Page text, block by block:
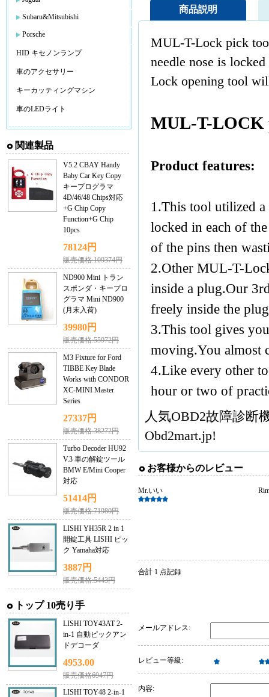
Subaru&Mitsubishi
Porsche
HID キセノンランプ
車のアクセサリー
キーカッティングマシン
車のLEDライト
関連製品
V5.2 CBAY Handy
Baby Car Key Copy
キープログラマ
4D/46/48 Chips対応
+G Chip Copy
Function+G Chip
10pcs
78124円
販売価格:109374円
ND900 Mini トラン
スポンダ・キープロ
グラマ Mini ND900
(月末入荷)
39980円
販売価格:55972円
M3 Fixture for Ford
TIBBE Key Blade
Works with CONDOR
XC-MINI Master
Series
27337円
販売価格:38272円
Turbo Decoder HU92
V.3 車の解錠ツール
BMW E/Mini Cooper
対応
51414円
販売価格:71980円
LISHI YH35R 2 in 1
開錠工具 LISHI ピッ
ク Yamaha対応
3887円
販売価格:5443円
トップ 10売り手
LISHI TOY43AT 2-
in-1 自動ピックアン
ドデコーダ
4953.00
販売価格6947円
LISHI TOY48 2-in-1
商品説明
MUL-T-Lock pick
needle nose is
Lock opening tool
MUL-T-LOCK
Product features:
1.This tool utilized
locked in each of
of the pins then
2.Other MUL-T-
inside a plug.Our
freely inside the
3.This tool gives
moving.You almost
4.Like every other
hour or two of
人気OBD2故障診断
Obd2mart.jp!
お客様からのレビュー
Mr.いい
合計 1 点記録
メールアドレス:
レビュー等級:
内容: